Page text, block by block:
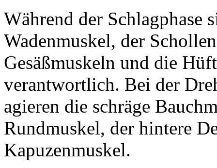
Während der
Wadenmuskel, der
Gesäßmuskeln und die
verantwortlich. Bei der
agieren die schräge
Rundmuskel, der hintere
Kapuzenmuskel.